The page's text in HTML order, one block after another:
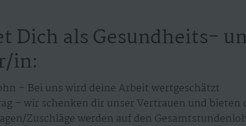
Dich als Gesundheits-
in:
– Bei uns wird deine Arbeit wertgeschätzt
– wir schenken dir unser Vertrauen und bieten
Zuschläge werden auf den